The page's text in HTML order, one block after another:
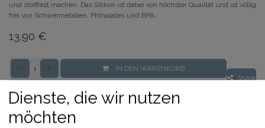
und stoßfest machen. Das Silikon ist dabei von höchster Qualität und ist völlig
frei von Schwermetallen, Phthalaten und BPA.
13,90 €
IN DEN WARENKORB
Jetzt kaufen
Share
Allgemeine Geschäftsbedingungen
Dienste, die wir nutzen
möchten